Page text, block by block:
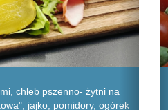
chleb pszenno- żytni na
jajko, pomidory, ogórek